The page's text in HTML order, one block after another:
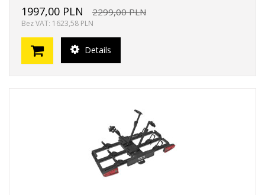
1997,00 PLN 2299,00 PLN
Bez VAT: 1623,58 PLN
Details